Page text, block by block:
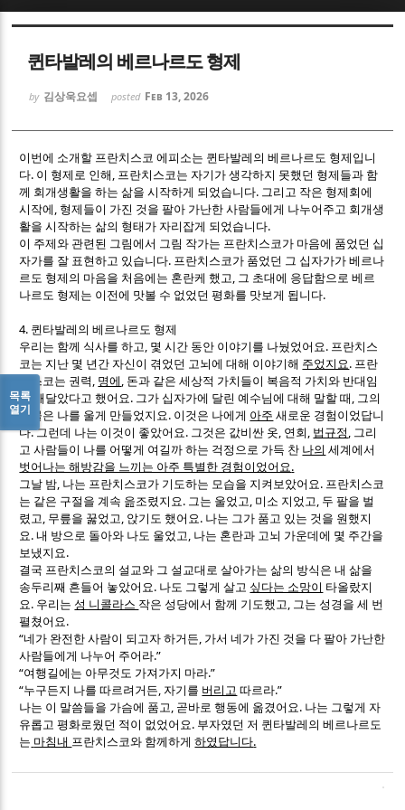
퀸타발레의 베르나르도 형제
by 김상욱요셉 posted Feb 13, 2026
이번에 소개할 프란치스코 에피소는 퀸타발레의 베르나르도 형제입니
다. 이 형제로 인해, 프란치스코는 자기가 생각하지 못했던 형제들과 함
께 회개생활을 하는 삶을 시작하게 되었습니다. 그리고 작은 형제회에
시작에, 형제들이 가진 것을 팔아 가난한 사람들에게 나누어주고 회개생
활을 시작하는 삶의 형태가 자리잡게 되었습니다.
이 주제와 관련된 그림에서 그림 작가는 프란치스코가 마음에 품었던 십
자가를 잘 표현하고 있습니다. 프란치스코가 품었던 그 십자가가 베르나
르도 형제의 마음을 처음에는 혼란케 했고, 그 초대에 응답함으로 베르
나르도 형제는 이전에 맛볼 수 없었던 평화를 맛보게 됩니다.
4. 퀸타발레의 베르나르도 형제
우리는 함께 식사를 하고 , 몇 시간 동안 이야기를 나눴었어요 . 프란치스
코는 지난 몇 년간 자신이 겪었던 고뇌에 대해 이야기해 주었지요 . 프란
치스코는 권력 , 명에 , 돈과 같은 세상적 가치들이 복음적 가치와 반대임
을 깨달았다고 했어요 . 그가 십자가에 달린 예수님에 대해 말할 때 , 그의
눈물은 나를 울게 만들었지요 . 이것은 나에게 아주 새로운 경험이었답니
다.그런데 나는 이것이 좋았어요 . 그것은 값비싼 옷, 연회 , 법규정 , 그리
고 사람들이 나를 어떻게 여길까 하는 걱정으로 가득 찬 나의 세계에서
벗어나는 해방감을 느끼는 아주 특별한 경험이었어요 .
그날 밤, 나는 프란치스코가 기도하는 모습을 지켜보았어요 . 프란치스코
는 같은 구절을 계속 읊조렸지요 . 그는 울었고 , 미소 지었고 , 두 팔을 벌
렸고 , 무릎을 꿇었고 , 앉기도 했어요 . 나는 그가 품고 있는 것을 원했지
요 .내 방으로 돌아와 나도 울었고 , 나는 혼란과 고뇌 가운데에 몇 주간을
보냈지요 .
결국 프란치스코의 설교와 그 설교대로 살아가는 삶의 방식은 내 삶을
송두리째 흔들어 놓았어요 . 나도 그렇게 살고 싶다는 소망이 타올랐지
요 . 우리는 성 니콜라스 작은 성당에서 함께 기도했고 , 그는 성경을 세 번
펼쳤어요 .
“네가 완전한 사람이 되고자 하거든, 가서 네가 가진 것을 다 팔아 가난한
사람들에게 나누어 주어라.”
“여행길에는 아무것도 가져가지 마라.”
“누구든지 나를 따르려거든,자기를 버리고 따르라.”
나는 이 말씀들을 가슴에 품고 , 곧바로 행동에 옮겼어요 . 나는 그렇게 자
유롭고 평화로웠던 적이 없었어요 . 부자였던 저 퀸타발레의 베르나르도
는 마침내 프란치스코와 함께하게하였답니다.
목록
열기
Sketchbook5, 스케치북5
Sketchbook5, 스케치북5
Sketchbook5, 스케치북5
Sketchbook5, 스케치북5